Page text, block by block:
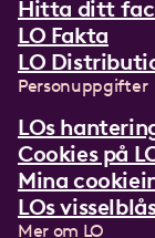
Hitta ditt
LO Fakta
LO
Personuppgifter
LOs
Cookies på
Mina
LOs
Mer om LO